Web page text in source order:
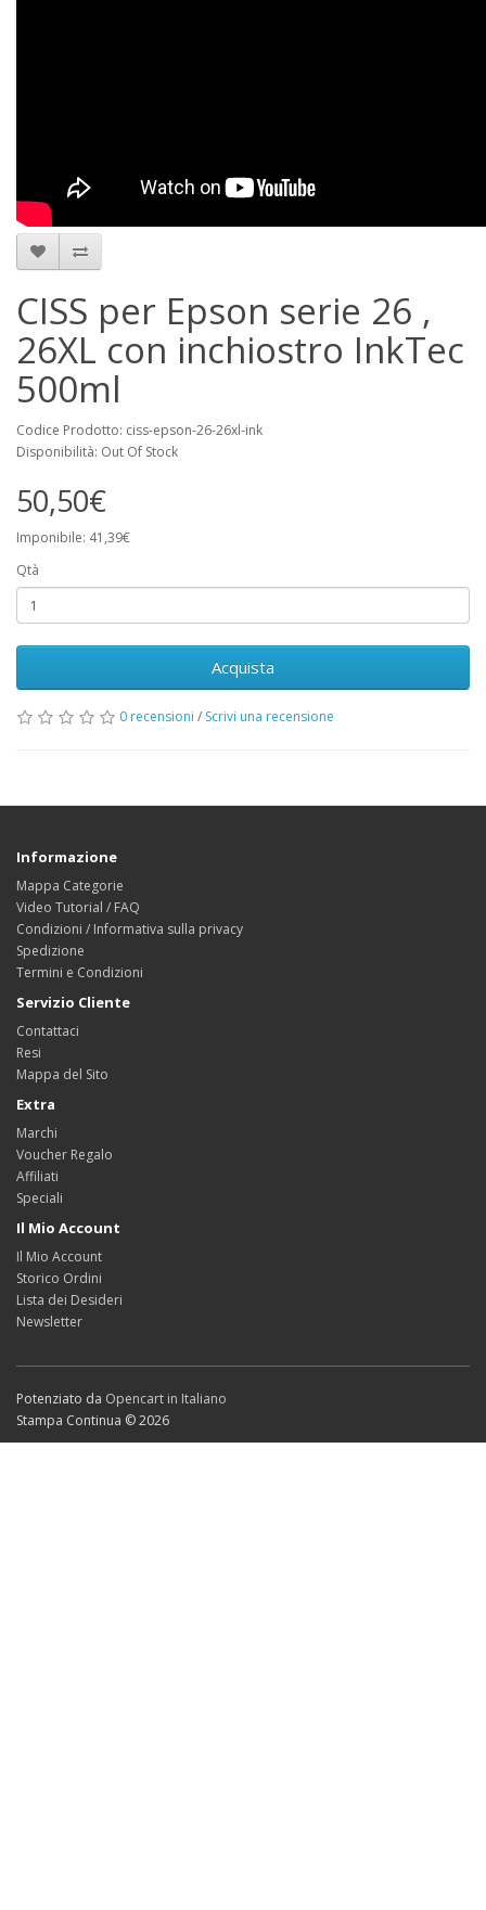
CISS per Epson serie 26 ,
26XL con inchiostro InkTec
500ml
Codice Prodotto: ciss-epson-26-26xl-ink
Disponibilità: Out Of Stock
50,50€
Imponibile: 41,39€
Qtà
Acquista
0 recensioni / Scrivi una recensione
Informazione
Mappa Categorie
Video Tutorial / FAQ
Condizioni / Informativa sulla privacy
Spedizione
Termini e Condizioni
Servizio Cliente
Contattaci
Resi
Mappa del Sito
Extra
Marchi
Voucher Regalo
Affiliati
Speciali
Il Mio Account
Il Mio Account
Storico Ordini
Lista dei Desideri
Newsletter
Potenziato da Opencart in Italiano
Stampa Continua © 2026